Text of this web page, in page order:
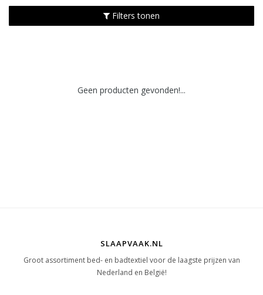
Filters tonen
Geen producten gevonden!...
SLAAPVAAK.NL
Groot assortiment bed- en badtextiel voor de laagste prijzen van
Nederland en België!